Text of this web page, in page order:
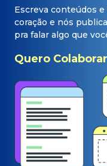
Escreva conteúdos
coração e nós
pra falar algo que
Quero Colaborar